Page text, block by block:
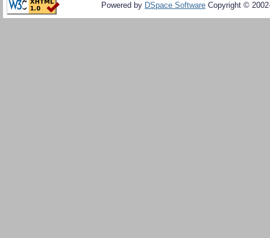
Powered by DSpace Software Copyright ©